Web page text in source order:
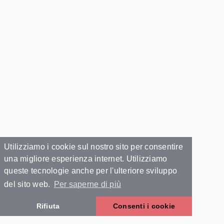
Utilizziamo i cookie sul nostro sito per consentire
una migliore esperienza internet. Utilizziamo
queste tecnologie anche per l'ulteriore sviluppo
del sito web.
Per saperne di più
Rifiuta Consenti i cookie